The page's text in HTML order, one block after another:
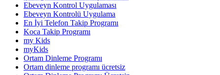
Ebeveyn Kontrol Uygulaması
Ebeveyn Kontrolü Uygulama
En İyi Telefon Takip Programı
Koca Takip Programı
my Kids
myKids
Ortam Dinleme Programı
Ortam dinleme programı ücretsiz